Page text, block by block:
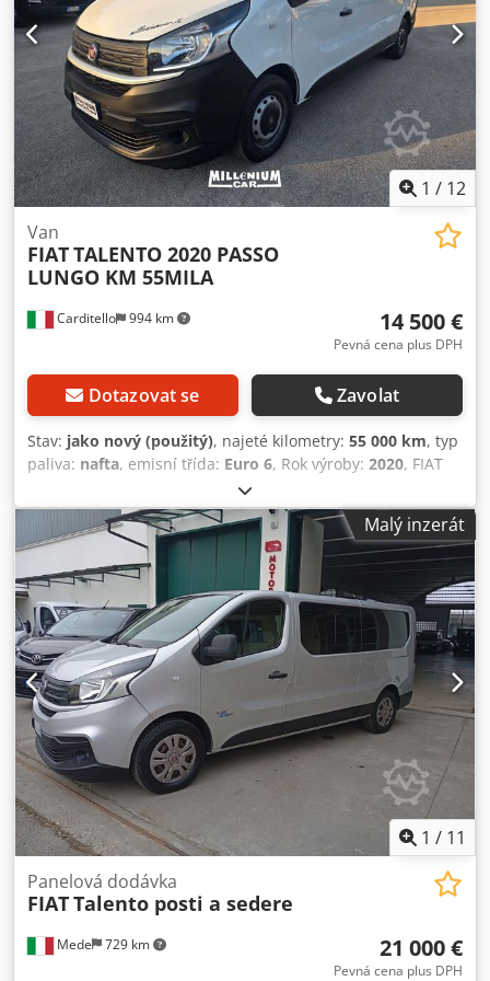
středová loketní opěrka, křídlové dveře, centrální zamykání
s dálkovým ovládáním, 3pólová elektrická zásuvka, chladicí
jednotka Carrier Xarios 200, pohotovostní hmotnost: 2061
kg, užitečné zatížení: 929 kg atd. Omyl, mezitímní prodej a
pravopisné chyby vyhrazeny. Prodej jen podnikatelům a na
export. !!!! Vin-4936 !!!! Klíčové číslo 188 !!!!!
Zkušební/provozní jízda na TÜV Dekra nebo Fiat možná !!!!!
Na přání s novým TÜV !!!!! Dedpfx Aqjxyr Svjpokr
1 / 12
Carditello 994 km
Van
FIATTALENTO 2020 PASSO
LUNGO KM 55MILA
14 500 €
Pevná cena plus DPH
Dotazovat se Zavolat
Stav: jako nový (použitý), najeté kilometry: 55 000 km, typ
paliva: nafta, emisní třída: Euro 6, Rok výroby: 2020, FIAT
TALENTO, rok výroby 2020, motor 2.0 diesel, dlouhý rozvor,
najeto 55 000 km, jediný majitel, klimatizace, originální
rádio, parkovací senzory, obuté pneumatiky, servisováno,
záruka 1 rok, možnost financování. Dkodpfxowwimuj Aqpor
Malý inzerát
1 / 11
Mede 729 km
Panelová dodávka
FIATTalento posti a sedere
21 000 €
Pevná cena plus DPH